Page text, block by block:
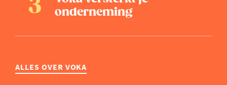
onderneming
ALLES OVER VOKA